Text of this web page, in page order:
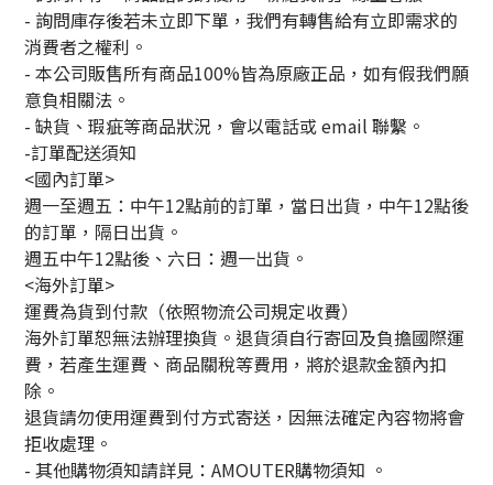
- 詢問庫存後若未立即下單，我們有轉售給有立即需求的
消費者之權利。
- 本公司販售所有商品100%皆為原廠正品，如有假我們願
意負相關法。
- 缺貨、瑕疵等商品狀況，會以電話或 email 聯繫。
-訂單配送須知
<國內訂單>
週一至週五：中午12點前的訂單，當日出貨，中午12點後
的訂單，隔日出貨。
週五中午12點後、六日：週一出貨。
<海外訂單>
運費為貨到付款（依照物流公司規定收費）
海外訂單恕無法辦理換貨。退貨須自行寄回及負擔國際運
費，若產生運費、商品關稅等費用，將於退款金額內扣
除。
退貨請勿使用運費到付方式寄送，因無法確定內容物將會
拒收處理。
- 其他購物須知請詳見： AMOUTER購物須知 。